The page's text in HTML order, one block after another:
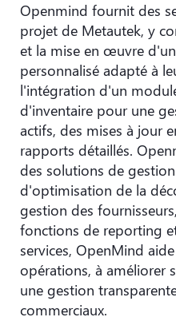
Openmind fournit des
projet de Metautek, y
et la mise en œuvre d'un
personnalisé adapté à
l'intégration d'un
d'inventaire pour une
actifs, des mises à jour
rapports détaillés.
des solutions de
d'optimisation de la
gestion des
fonctions de reporting
services, OpenMind
opérations, à améliorer
une gestion
commerciaux.